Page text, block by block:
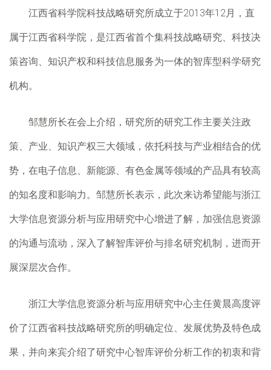
江西省科学院科技战略研究所成立于2013年12月，直
属于江西省科学院，是江西省首个集科技战略研究、科技决
策咨询、知识产权和科技信息服务为一体的智库型科学研究
机构。
邹慧所长在会上介绍，研究所的研究工作主要关注政
策、产业、知识产权三大领域，依托科技与产业相结合的优
势，在电子信息、新能源、有色金属等领域的产品具有较高
的知名度和影响力。邹慧所长表示，此次来访希望能与浙江
大学信息资源分析与应用研究中心增进了解，加强信息资源
的沟通与流动，深入了解智库评价与排名研究机制，进而开
展深层次合作。
浙江大学信息资源分析与应用研究中心主任黄晨高度评
价了江西省科技战略研究所的明确定位、发展优势及特色成
果，并向来宾介绍了研究中心智库评价分析工作的初衷和背